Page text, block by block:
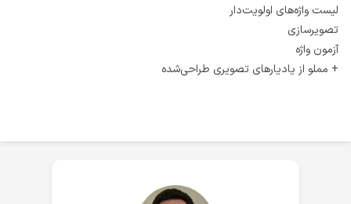
لیست واژه‌های اولویت‌دار
تصویرسازی
آزمون واژه
+ مملو از یادیارهای تصویری طراحی‌شده